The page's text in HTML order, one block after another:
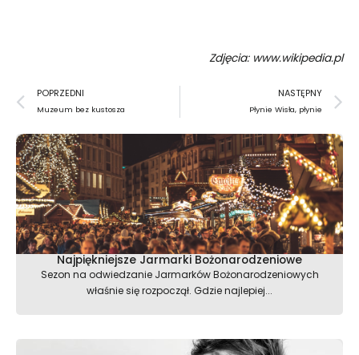
Zdjęcia: www.wikipedia.pl
Prev
POPRZEDNI
Muzeum bez kustosza
NASTĘPNY
Płynie Wisła, płynie
Najpiękniejsze Jarmarki Bożonarodzeniowe
Sezon na odwiedzanie Jarmarków Bożonarodzeniowych
właśnie się rozpoczął. Gdzie najlepiej...